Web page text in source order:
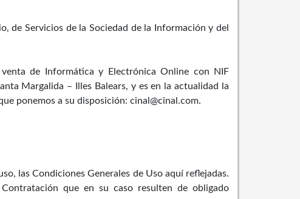
de Servicios de la Sociedad de la Información y del
venta de Informática y Electrónica Online con NIF
Margalida – Illes Balears, y es en la actualidad la
ponemos a su disposición: cinal@cinal.com.
las Condiciones Generales de Uso aquí reflejadas.
que en su caso resulten de obligado